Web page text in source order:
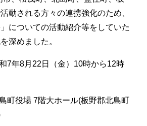
動される方々の連携強化のため、
についての活動紹介等をしていた
深めました。
7年8月22日（金）10時から12時
町役場 7階大ホール(板野郡北島町